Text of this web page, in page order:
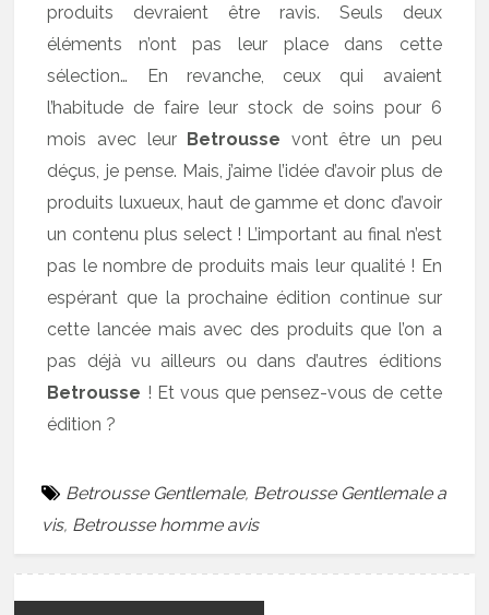
produits devraient être ravis. Seuls deux
éléments n’ont pas leur place dans cette
sélection… En revanche, ceux qui avaient
l’habitude de faire leur stock de soins pour 6
mois avec leur Betrousse vont être un peu
déçus, je pense. Mais, j’aime l’idée d’avoir plus de
produits luxueux, haut de gamme et donc d’avoir
un contenu plus select ! L’important au final n’est
pas le nombre de produits mais leur qualité ! En
espérant que la prochaine édition continue sur
cette lancée mais avec des produits que l’on a
pas déjà vu ailleurs ou dans d’autres éditions
Betrousse ! Et vous que pensez-vous de cette
édition ?
Betrousse Gentlemale, Betrousse Gentlemale a
vis, Betrousse homme avis